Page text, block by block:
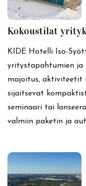
Kokoustilat
KIDE Hotelli Iso-
yritystapahtumien ja
majoitus, aktiviteetit
sijaitsevat
seminaari tai
valmiin paketin ja